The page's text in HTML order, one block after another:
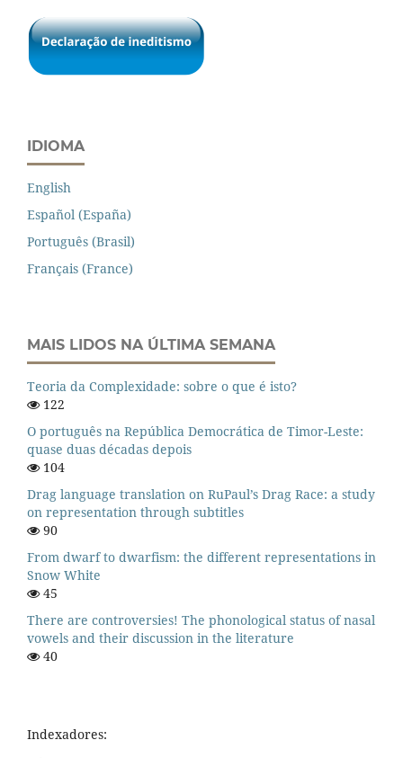
IDIOMA
English
Español (España)
Português (Brasil)
Français (France)
MAIS LIDOS NA ÚLTIMA SEMANA
Teoria da Complexidade: sobre o que é isto?
122
O português na República Democrática de Timor-Leste:
quase duas décadas depois
104
Drag language translation on RuPaul’s Drag Race: a study
on representation through subtitles
90
From dwarf to dwarfism: the different representations in
Snow White
45
There are controversies! The phonological status of nasal
vowels and their discussion in the literature
40
Indexadores: